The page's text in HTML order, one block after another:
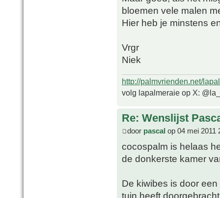
bloemen vele malen
Hier heb je minstens
Vrgr
Niek
http://palmvrienden.net/
volg lapalmeraie op X:
Re: Wenslijst
door pascal op 04 mei 2011
cocospalm is helaas
de donkerste kamer
De kiwibes is door
tuin heeft